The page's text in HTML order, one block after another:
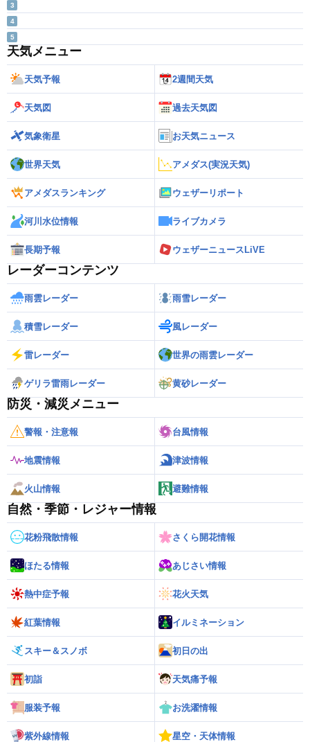
3
4
5
天気メニュー
天気予報 2週間天気
天気図 過去天気図
気象衛星 お天気ニュース
世界天気 アメダス(実況天気)
アメダスランキング ウェザーリポート
河川水位情報 ライブカメラ
長期予報 ウェザーニュースLiVE
レーダーコンテンツ
雨雲レーダー 雨雪レーダー
積雪レーダー 風レーダー
雷レーダー 世界の雨雲レーダー
ゲリラ雷雨レーダー 黄砂レーダー
防災・減災メニュー
警報・注意報 台風情報
地震情報 津波情報
火山情報 避難情報
自然・季節・レジャー情報
花粉飛散情報 さくら開花情報
ほたる情報 あじさい情報
熱中症予報 花火天気
紅葉情報 イルミネーション
スキー＆スノボ 初日の出
初詣 天気痛予報
服装予報 お洗濯情報
紫外線情報 星空・天体情報